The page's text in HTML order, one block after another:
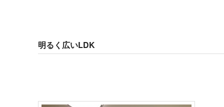
明るく広いLDK